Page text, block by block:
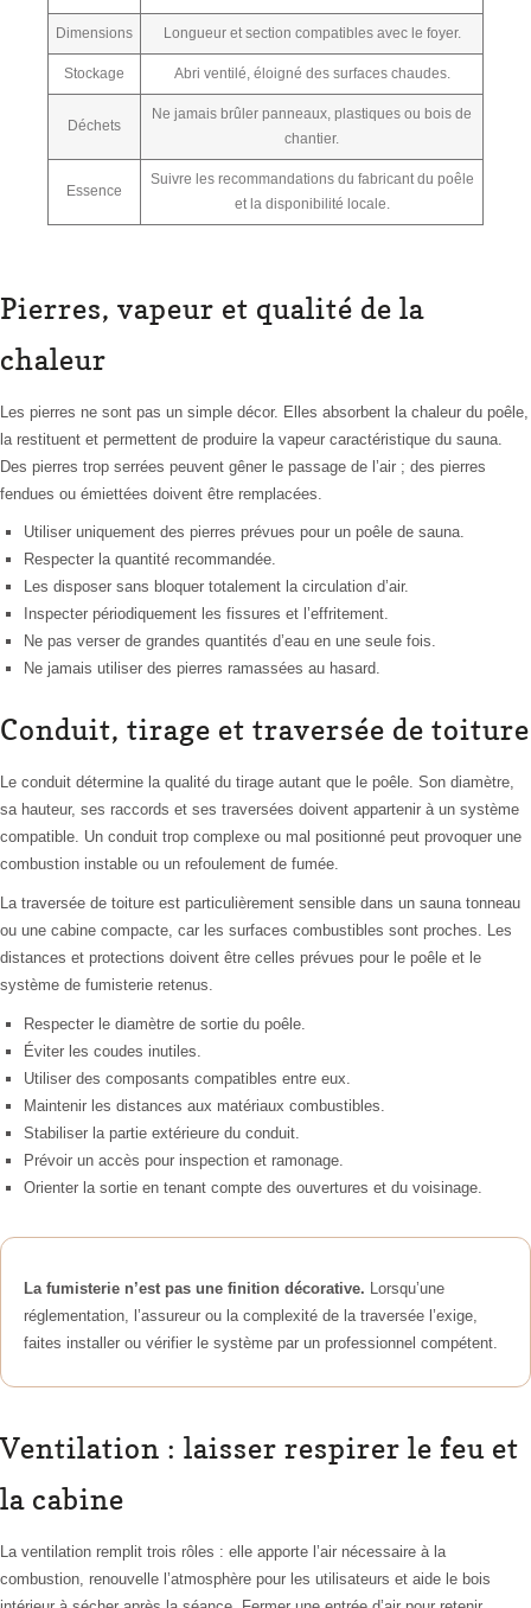
Dimensions Longueur et section compatibles avec le foyer.
Stockage Abri ventilé, éloigné des surfaces chaudes.
Déchets
Ne jamais brûler panneaux, plastiques ou bois de
chantier.
Essence
Suivre les recommandations du fabricant du poêle
et la disponibilité locale.
Pierres, vapeur et qualité de la
chaleur
Les pierres ne sont pas un simple décor. Elles absorbent la chaleur du poêle,
la restituent et permettent de produire la vapeur caractéristique du sauna.
Des pierres trop serrées peuvent gêner le passage de l’air ; des pierres
fendues ou émiettées doivent être remplacées.
Utiliser uniquement des pierres prévues pour un poêle de sauna.
Respecter la quantité recommandée.
Les disposer sans bloquer totalement la circulation d’air.
Inspecter périodiquement les fissures et l’effritement.
Ne pas verser de grandes quantités d’eau en une seule fois.
Ne jamais utiliser des pierres ramassées au hasard.
Conduit, tirage et traversée de toiture
Le conduit détermine la qualité du tirage autant que le poêle. Son diamètre,
sa hauteur, ses raccords et ses traversées doivent appartenir à un système
compatible. Un conduit trop complexe ou mal positionné peut provoquer une
combustion instable ou un refoulement de fumée.
La traversée de toiture est particulièrement sensible dans un sauna tonneau
ou une cabine compacte, car les surfaces combustibles sont proches. Les
distances et protections doivent être celles prévues pour le poêle et le
système de fumisterie retenus.
Respecter le diamètre de sortie du poêle.
Éviter les coudes inutiles.
Utiliser des composants compatibles entre eux.
Maintenir les distances aux matériaux combustibles.
Stabiliser la partie extérieure du conduit.
Prévoir un accès pour inspection et ramonage.
Orienter la sortie en tenant compte des ouvertures et du voisinage.
La fumisterie n’est pas une finition décorative. Lorsqu’une
réglementation, l’assureur ou la complexité de la traversée l’exige,
faites installer ou vérifier le système par un professionnel compétent.
Ventilation : laisser respirer le feu et
la cabine
La ventilation remplit trois rôles : elle apporte l’air nécessaire à la
combustion, renouvelle l’atmosphère pour les utilisateurs et aide le bois